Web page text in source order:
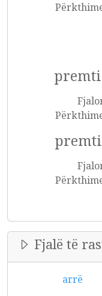
Fjalë të
arrë